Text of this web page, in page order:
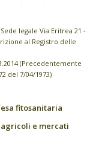
legale Via Eritrea 21 -
al Registro delle
(Precedentemente
del 7/04/1973)
fitosanitaria
e mercati